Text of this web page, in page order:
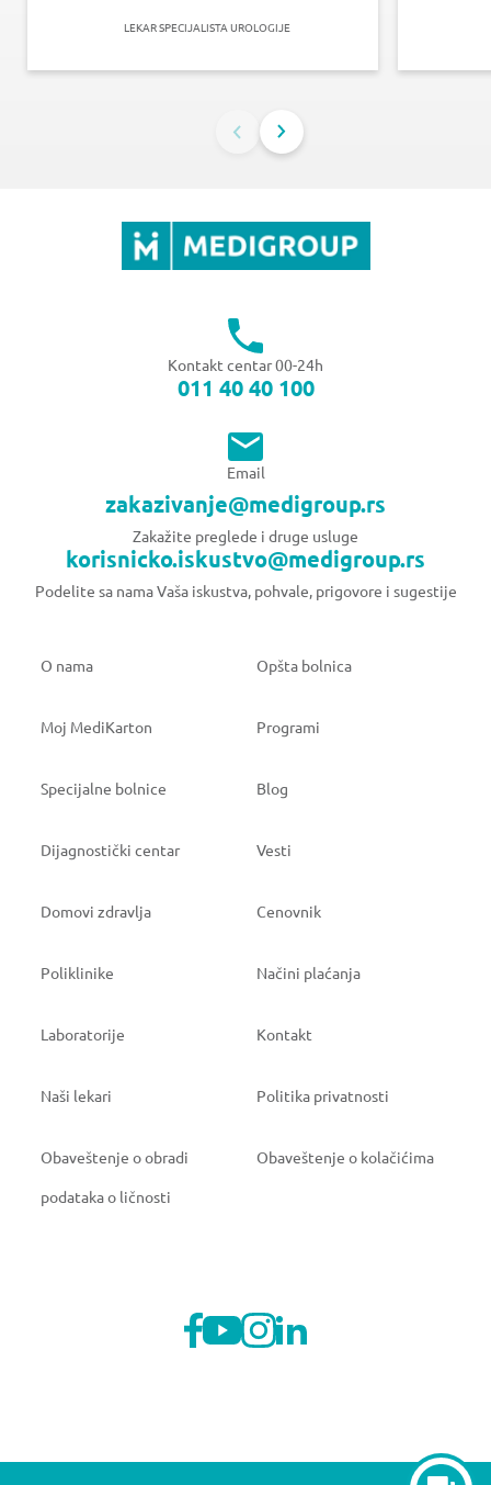
LEKAR SPECIJALISTA UROLOGIJE
Kontakt centar 00-24h
011 40 40 100
Email
zakazivanje@medigroup.rs
Zakažite preglede i druge usluge
korisnicko.iskustvo@medigroup.rs
Podelite sa nama Vaša iskustva, pohvale, prigovore i sugestije
O nama Opšta bolnica
Moj MediKarton Programi
Specijalne bolnice Blog
Dijagnostički centar Vesti
Domovi zdravlja Cenovnik
Poliklinike Načini plaćanja
Laboratorije Kontakt
Naši lekari Politika privatnosti
Obaveštenje o obradi
podataka o ličnosti
Obaveštenje o kolačićima